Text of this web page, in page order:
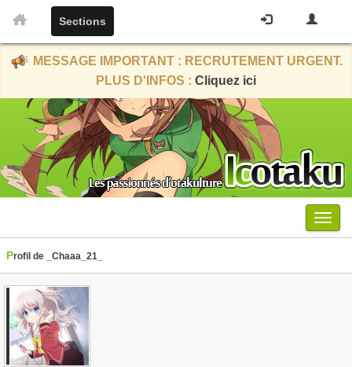
Sections
MESSAGE IMPORTANT : RECRUTEMENT URGENT.
PLUS D'INFOS : Cliquez ici
Menu
Profil de _Chaaa_21_